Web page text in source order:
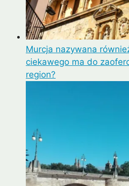
Murcja nazywana
ciekawego ma do
region?